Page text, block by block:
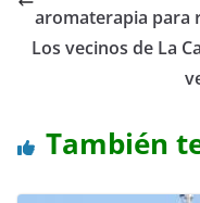
aromaterapia para
Los vecinos de La
También